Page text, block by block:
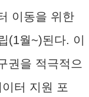
이동을 위한
(1월~)된다. 이
권을 적극적으
터 지원 포